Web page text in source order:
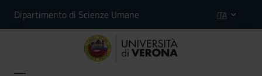
Dipartimento di Scienze Umane ITA